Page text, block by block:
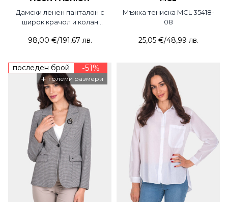
Дамски ленен панталон с
широк крачол и колан
98,00 €/191,67 лв.
Мъжка тениска MCL 35418-
08
25,05 €/48,99 лв.
последен брой -51%
+ големи размери